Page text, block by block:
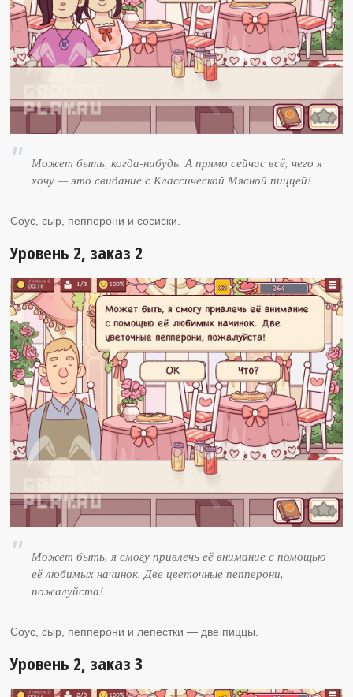
Может быть, когда-нибудь. А прямо сейчас всё, чего я
хочу — это свидание с Классической Мясной пиццей!
Соус, сыр, пепперони и сосиски.
Уровень 2, заказ 2
Может быть, я смогу привлечь её внимание с помощью
её любимых начинок. Две цветочные пепперони,
пожалуйста!
Соус, сыр, пепперони и лепестки — две пиццы.
Уровень 2, заказ 3